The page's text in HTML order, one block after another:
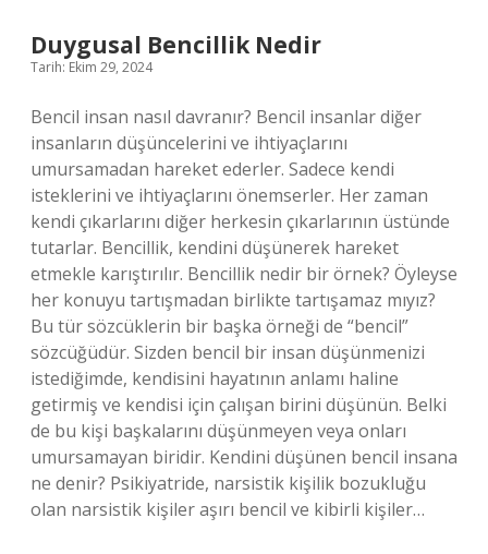
Duygusal Bencillik Nedir
Tarih: Ekim 29, 2024
Bencil insan nasıl davranır? Bencil insanlar diğer
insanların düşüncelerini ve ihtiyaçlarını
umursamadan hareket ederler. Sadece kendi
isteklerini ve ihtiyaçlarını önemserler. Her zaman
kendi çıkarlarını diğer herkesin çıkarlarının üstünde
tutarlar. Bencillik, kendini düşünerek hareket
etmekle karıştırılır. Bencillik nedir bir örnek? Öyleyse
her konuyu tartışmadan birlikte tartışamaz mıyız?
Bu tür sözcüklerin bir başka örneği de “bencil”
sözcüğüdür. Sizden bencil bir insan düşünmenizi
istediğimde, kendisini hayatının anlamı haline
getirmiş ve kendisi için çalışan birini düşünün. Belki
de bu kişi başkalarını düşünmeyen veya onları
umursamayan biridir. Kendini düşünen bencil insana
ne denir? Psikiyatride, narsistik kişilik bozukluğu
olan narsistik kişiler aşırı bencil ve kibirli kişiler…